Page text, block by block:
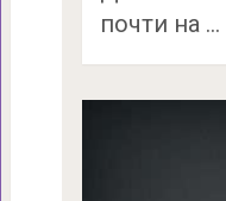
почти на …